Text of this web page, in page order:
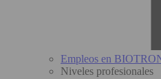
Empleos en
Niveles profesionales